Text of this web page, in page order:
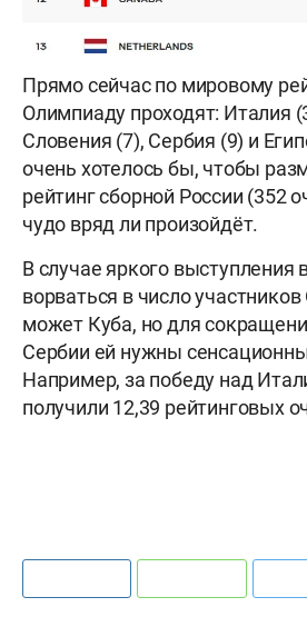
Прямо сейчас по мировому
Олимпиаду проходят: Италия
Словения (7), Сербия (9) и
очень хотелось бы, чтобы
рейтинг сборной России (352
чудо вряд ли произойдёт.
В случае яркого выступления
ворваться в число
может Куба, но для
Сербии ей нужны
Например, за победу над
получили 12,39 рейтинговых